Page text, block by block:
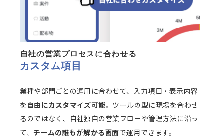
自社の営業プロセスに合わせる
カスタム項目
業種や部門ごとの運用に合わせて、入力項目・表示内容
を 自由にカスタマイズ可能。ツールの型に現場を合わせ
るのではなく、自社独自の営業フローや管理方法に沿っ
て、 チームの誰もが解かる画面で運用できます。